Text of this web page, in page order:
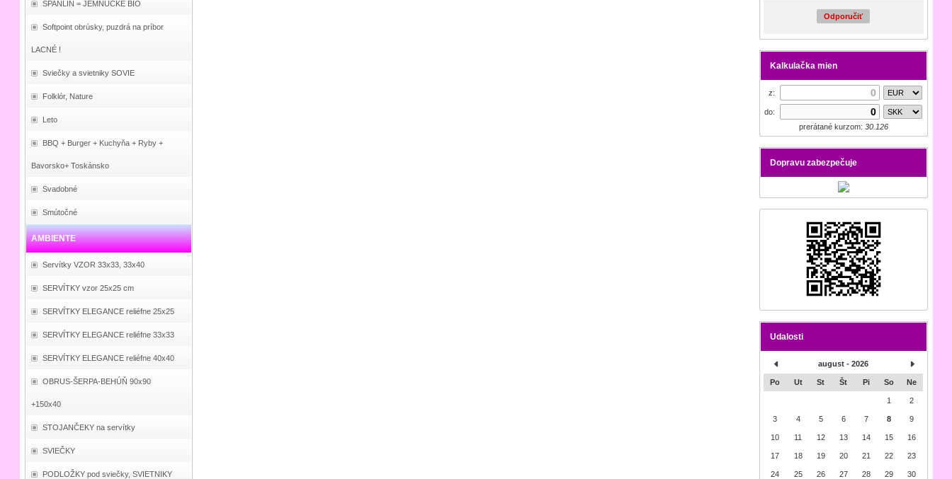
SPANLIN = JEMNUČKÉ BIO
Softpoint obrúsky, puzdrá na príbor
LACNÉ !
Sviečky a svietniky SOVIE
Folklór, Nature
Leto
BBQ + Burger + Kuchyňa + Ryby +
Bavorsko+ Toskánsko
Svadobné
Smútočné
AMBIENTE
Servítky VZOR 33x33, 33x40
SERVÍTKY vzor 25x25 cm
SERVÍTKY ELEGANCE reliéfne 25x25
SERVÍTKY ELEGANCE reliéfne 33x33
SERVÍTKY ELEGANCE reliéfne 40x40
OBRUS-ŠERPA-BEHÚŇ 90x90
+150x40
STOJANČEKY na servítky
SVIEČKY
PODLOŽKY pod sviečky, SVIETNIKY
Odporučiť
Kalkulačka mien
z:
do:
prerátané kurzom: 30.126
Dopravu zabezpečuje
Udalosti
august - 2026
Po Ut St Št Pi So Ne
1 2
3 4 5 6 7 8 9
10 11 12 13 14 15 16
17 18 19 20 21 22 23
24 25 26 27 28 29 30